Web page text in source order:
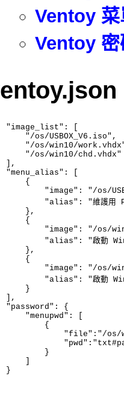
Ventoy 菜
Ventoy 密
"image_list": [
"/os/USBOX_V6.iso",
"/os/win10/
"/os/win10/chd.vhdx"
],
"menu_alias": [
{
"image": "/os/
"alias": "維護用
},
{
"image": "/os/
"alias": "啟動
},
{
"image": "/os/
"alias": "啟動
}
],
"password": {
"menupwd": [
{
"file":"/
}
}